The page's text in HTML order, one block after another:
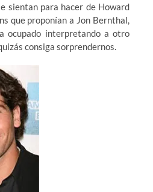
sientan para hacer de Howard
que proponían a Jon Bernthal,
ocupado interpretando a otro
consiga sorprendernos.